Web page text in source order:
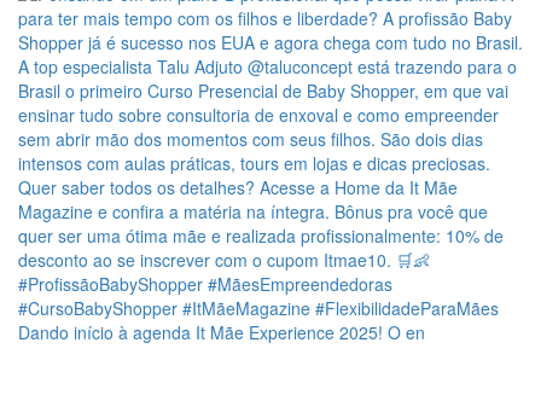
Dando início à agenda It Mãe Experience 2025! O en